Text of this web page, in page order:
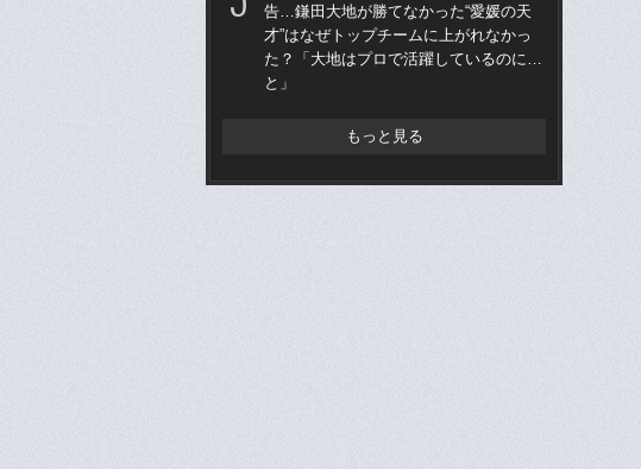
告…鎌田大地が勝てなかった“愛媛の天
才”はなぜトップチームに上がれなかっ
た？「大地はプロで活躍しているのに…
と」
もっと見る